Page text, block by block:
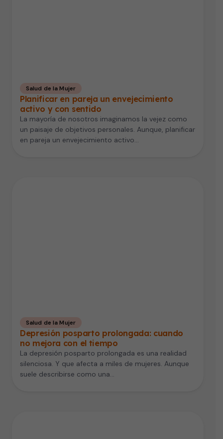
Salud de la Mujer
Planificar en pareja un envejecimiento
activo y con sentido
La mayoría de nosotros imaginamos la vejez como
un paisaje de objetivos personales. Aunque, planificar
en pareja un envejecimiento activo…
Salud de la Mujer
Depresión posparto prolongada: cuando
no mejora con el tiempo
La depresión posparto prolongada es una realidad
silenciosa. Y que afecta a miles de mujeres. Aunque
suele describirse como una…